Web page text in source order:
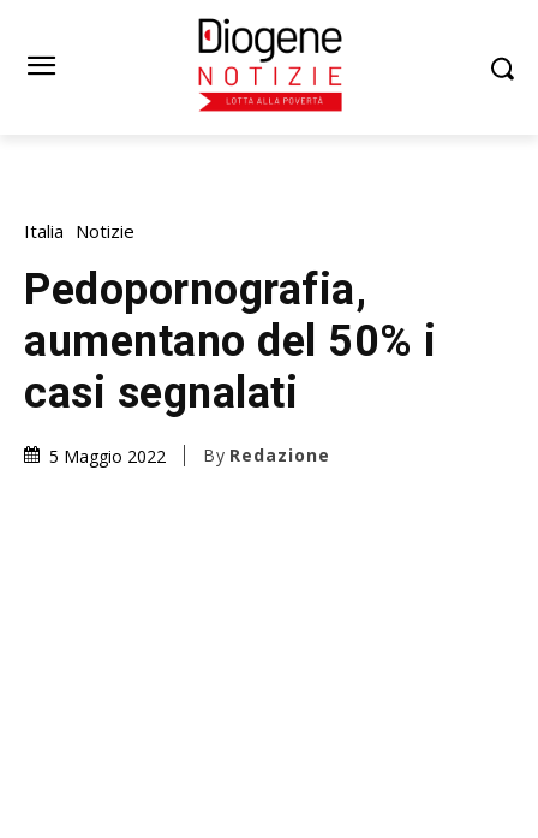
Italia Notizie
Pedopornografia,
aumentano del 50% i
casi segnalati
5 Maggio 2022 By Redazione